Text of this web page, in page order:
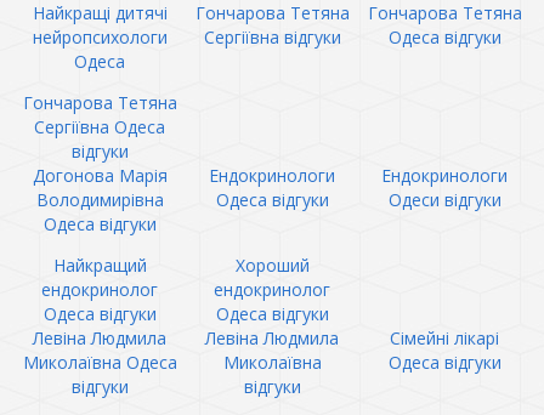
Найкращі дитячі
нейропсихологи
Одеса
Гончарова Тетяна
Сергіївна відгуки
Гончарова Тетяна
Одеса відгуки
Гончарова Тетяна
Сергіївна Одеса
відгуки
Догонова Марія
Володимирівна
Одеса відгуки
Ендокринологи
Одеса відгуки
Ендокринологи
Одеси відгуки
Найкращий
ендокринолог
Одеса відгуки
Хороший
ендокринолог
Одеса відгуки
Левіна Людмила
Миколаївна Одеса
відгуки
Левіна Людмила
Миколаївна
відгуки
Сімейні лікарі
Одеса відгуки